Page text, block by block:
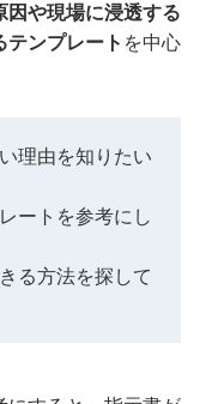
因や現場に浸透する
テンプレート を中心
理由を知りたい
ートを参考にし
る方法を探して